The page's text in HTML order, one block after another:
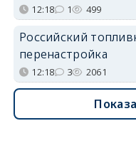
12:18 1 499
Российский
перенастройка
12:18 3 2061